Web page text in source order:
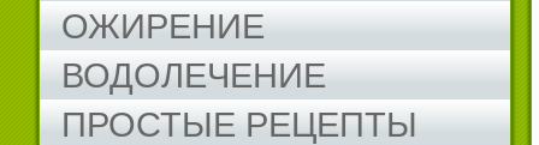
ОЖИРЕНИЕ
ВОДОЛЕЧЕНИЕ
ПРОСТЫЕ РЕЦЕПТЫ